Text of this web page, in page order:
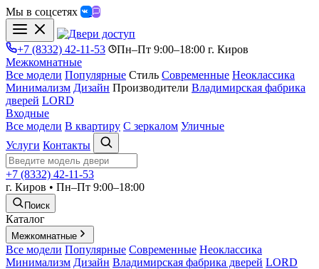
Мы в соцсетях
+7 (8332) 42-11-53
Пн–Пт 9:00–18:00 г. Киров
Межкомнатные
Все модели Популярные Стиль Современные Неоклассика
Минимализм Дизайн Производители Владимирская фабрика
дверей LORD
Входные
Все модели В квартиру С зеркалом Уличные
Услуги Контакты
+7 (8332) 42-11-53
г. Киров • Пн–Пт 9:00–18:00
Поиск
Каталог
Межкомнатные
Все модели Популярные Современные Неоклассика
Минимализм Дизайн Владимирская фабрика дверей LORD